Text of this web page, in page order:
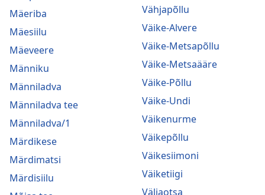
Mäeriba
Mäesiilu
Mäeveere
Männiku
Männiladva
Männiladva tee
Männiladva/1
Märdikese
Märdimatsi
Märdisiilu
Vähjapõllu
Väike-Alvere
Väike-Metsapõllu
Väike-Metsaääre
Väike-Põllu
Väike-Undi
Väikenurme
Väikepõllu
Väikesiimoni
Väiketiigi
Väljaotsa